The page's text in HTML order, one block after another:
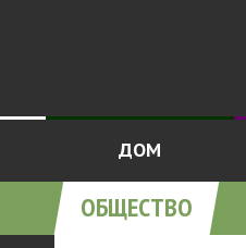
ДОМ
ОБЩЕСТВО